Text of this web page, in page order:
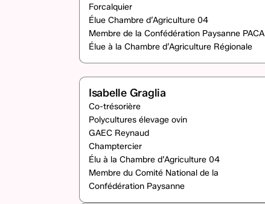
Forcalquier
Élue Chambre d’Agriculture 04
Membre de la Confédération Paysanne PACA
Élue à la Chambre d’Agriculture Régionale
Isabelle Graglia
Co-trésorière
Polycultures élevage ovin
GAEC Reynaud
Champtercier
Élu à la Chambre d’Agriculture 04
Membre du Comité National de la
Confédération Paysanne